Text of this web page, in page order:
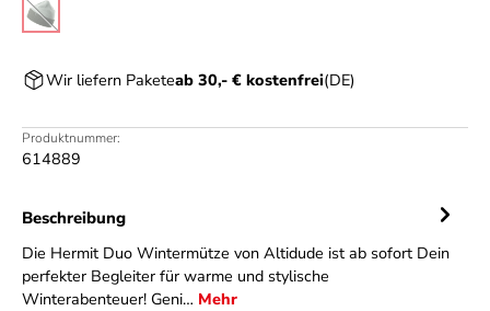
olive/jade
(Diese Option ist zurzeit nicht verfügbar.)
Wir liefern Paketeab 30,- € kostenfrei(DE)
Produktnummer:
614889
Beschreibung
Die Hermit Duo Wintermütze von Altidude ist ab sofort Dein
perfekter Begleiter für warme und stylische
Winterabenteuer! Geni… Mehr